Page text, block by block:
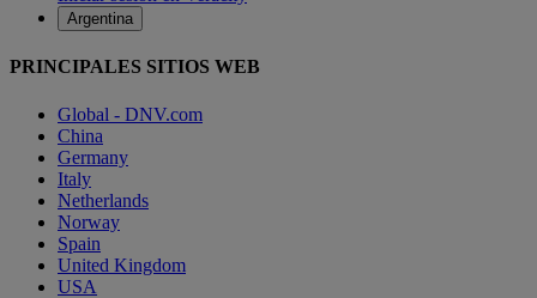
Argentina
PRINCIPALES SITIOS WEB
Global - DNV.com
China
Germany
Italy
Netherlands
Norway
Spain
United Kingdom
USA